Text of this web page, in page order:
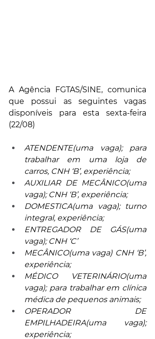
A Agência FGTAS/SINE, comunica
que possui as seguintes vagas
disponíveis para esta sexta-feira
(22/08)
ATENDENTE(uma vaga); para
trabalhar em uma loja de
carros, CNH ‘B’, experiência;
AUXILIAR DE MECÂNICO(uma
vaga); CNH ‘B’, experiência;
DOMESTICA(uma vaga); turno
integral, experiência;
ENTREGADOR DE GÁS(uma
vaga); CNH ‘C’
MECÂNICO(uma vaga) CNH ‘B’,
experiência;
MÉDICO VETERINÁRIO(uma
vaga); para trabalhar em clínica
médica de pequenos animais;
OPERADOR DE
EMPILHADEIRA(uma vaga);
experiência;